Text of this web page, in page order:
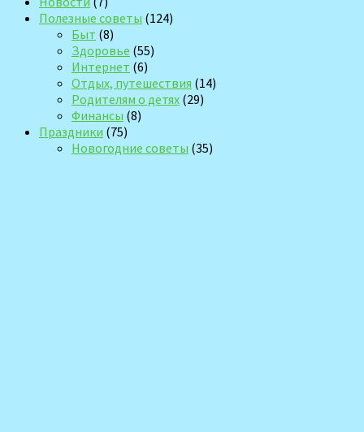
Полезные советы (124)
Быт (8)
Здоровье (55)
Интернет (6)
Отдых, путешествия (14)
Родителям о детях (29)
Финансы (8)
Праздники (75)
Новогодние советы (35)